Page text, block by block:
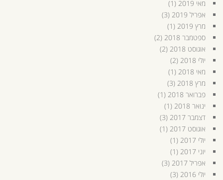
מאי 2019
(1)
אפריל 2019
(3)
מרץ 2019
(1)
ספטמבר 2018
(2)
אוגוסט 2018
(2)
יולי 2018
(2)
מאי 2018
(1)
מרץ 2018
(3)
פברואר 2018
(1)
ינואר 2018
(1)
דצמבר 2017
(3)
אוגוסט 2017
(1)
יולי 2017
(1)
יוני 2017
(1)
אפריל 2017
(3)
יולי 2016
(3)